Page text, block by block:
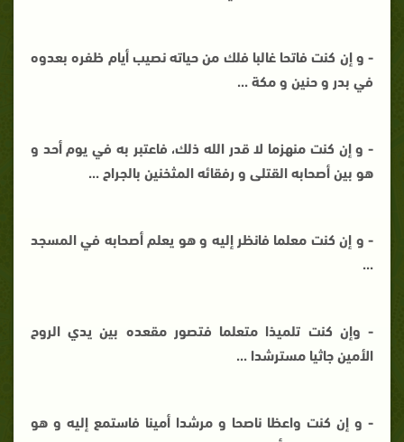
- و إن كنت فاتحا غالبا فلك من حياته نصيب أيام ظفره بعدوه
في بدر و حنين و مكة ...
- و إن كنت منهزما لا قدر الله ذلك، فاعتبر به في يوم أحد و
هو بين أصحابه القتلى و رفقائه المثخنين بالجراح ...
- و إن كنت معلما فانظر إليه و هو يعلم أصحابه في المسجد
...
- وإن كنت تلميذا متعلما فتصور مقعده بين يدي الروح
الأمين جاثيا مسترشدا ...
- و إن كنت واعظا ناصحا و مرشدا أمينا فاستمع إليه و هو